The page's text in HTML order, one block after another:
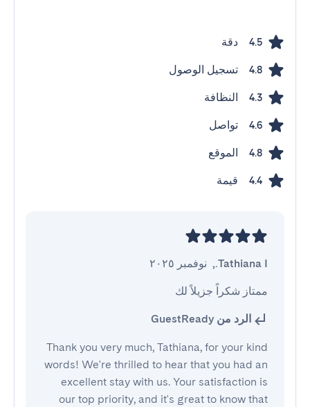
4.5 دقة
4.8 تسجيل الوصول
4.3 النظافة
4.6 تواصل
4.8 الموقع
4.4 قيمة
Tathiana I.
, نوفمبر ٢٠٢٥
ممتاز شكراً جزيلاً لك
الرد من GuestReady
Thank you very much, Tathiana, for your kind
words! We're thrilled to hear that you had an
excellent stay with us. Your satisfaction is
our top priority, and it's great to know that